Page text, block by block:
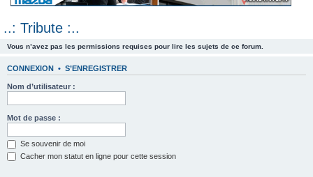
e
..: Tribute :..
Vous n’avez pas les permissions requises pour lire les sujets de ce forum.
CONNEXION • S’ENREGISTRER
Nom d’utilisateur :
Mot de passe :
Se souvenir de moi
Cacher mon statut en ligne pour cette session